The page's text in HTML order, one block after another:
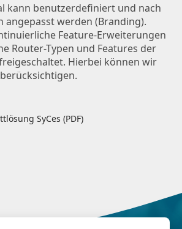
kann benutzerdefiniert und nach
angepasst werden (Branding).
Feature-Erweiterungen
Router-Typen und Features der
Hierbei können wir
SyCes (PDF)